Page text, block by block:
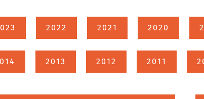
2022 2021 2020
2013 2012 2011